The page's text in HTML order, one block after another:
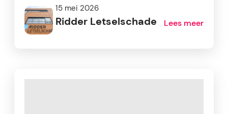
15 mei 2026
Ridder Letselschade Lees meer